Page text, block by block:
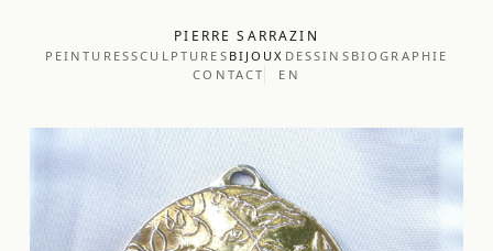
PIERRE SARRAZIN
PEINTURESSCULPTURES BIJOUX DESSINS BIOGRAPHIE
CONTACT
EN